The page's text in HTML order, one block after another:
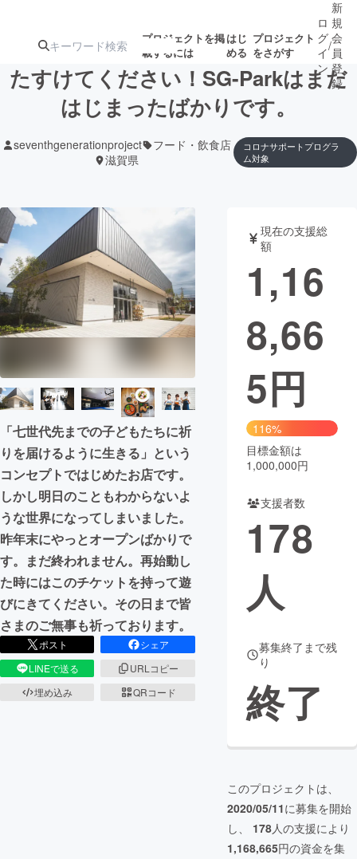
プロジェクトを掲
載するには
はじ
める
プロジェクト
をさがす
ジェクト
ターン
ジェクト
募集終了が近いプ
ロジェクト
もうすぐ公開
されます
アート・写真
テクノロジー・ガジェット
映像・映画 書籍・雑誌
チャレンジ
まちづくり・地域活性化
CAMPFIRE for Social Good
CAMPFIRE Creation
CAMPFIREふるさと納税machi-ya コミュニティ
ロ
グ
イ
ン
/
新
規
会
員
登
録
たすけてください！SG-Parkはまだ
はじまったばかりです。
seventhgenerationproject
フード・飲食店
滋賀県
コロナサポートプログラ
ム対象
「七世代先までの子どもたちに祈
りを届けるように生きる」という
コンセプトではじめたお店です。
しかし明日のこともわからないよ
うな世界になってしまいました。
昨年末にやっとオープンばかりで
す。まだ終われません。再始動し
た時にはこのチケットを持って遊
びにきてください。その日まで皆
さまのご無事も祈っております。
ポスト
シェア
LINEで送る
URLコピー
埋め込み
QRコード
現在の支援総
額
1,16
8,66
5円
116%
目標金額は
1,000,000円
支援者数
178
人
募集終了まで残
り
終了
このプロジェクトは、
2020/05/11に募集を開始
し、 178人の支援により
1,168,665円の資金を集